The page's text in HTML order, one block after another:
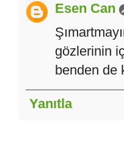
Esen Can
gözlerinin
benden de
Yanıtla